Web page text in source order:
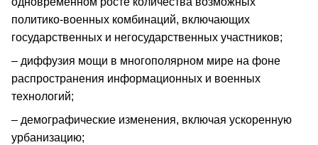
политико-военных комбинаций, включающих
государственных и негосударственных участников;
– диффузия мощи в многополярном мире на фоне
распространения информационных и военных
технологий;
– демографические изменения, включая ускоренную
урбанизацию;